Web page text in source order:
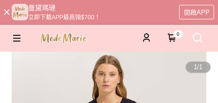
曼黛瑪璉
立即下載APP最高領$700！
開啟APP
0
1/1